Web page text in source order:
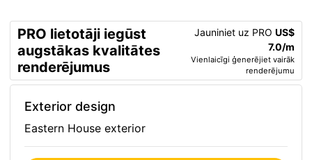
PRO lietotāji iegūst
augstākas kvalitātes
renderējumus
Jauniniet uz PRO US$
7.0/m
Vienlaicīgi ģenerējiet vairāk
renderējumu
Exterior design
Eastern House exterior